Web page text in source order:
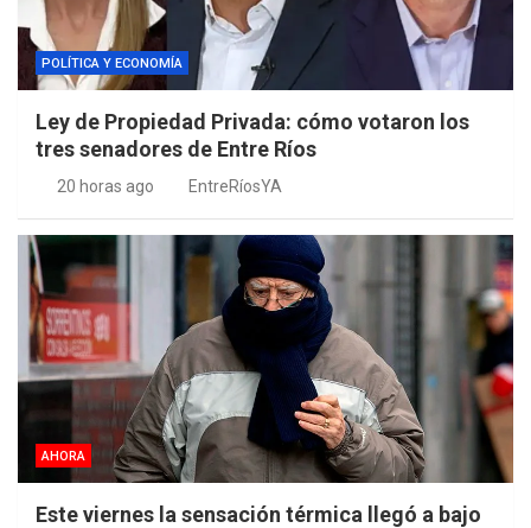
POLÍTICA Y ECONOMÍA
Ley de Propiedad Privada: cómo votaron los
tres senadores de Entre Ríos
20 horas ago EntreRíosYA
AHORA
Este viernes la sensación térmica llegó a bajo